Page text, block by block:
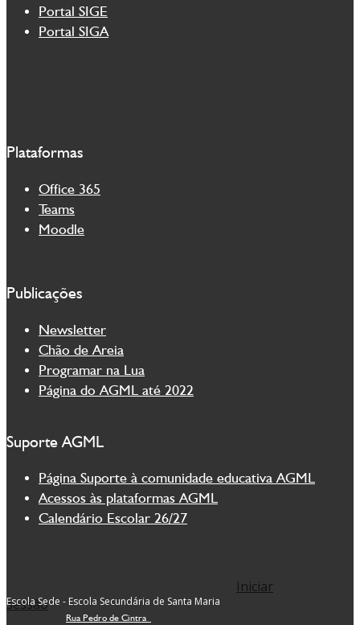
Portal SIGE
Portal SIGA
Plataformas
Office 365
Teams
Moodle
Publicações
Newsletter
Chão de Areia
Programar na Lua
Página do AGML até 2022
Suporte AGML
Página Suporte à comunidade educativa AGML
Acessos às plataformas AGML
Calendário Escolar 26/27
Iniciar
sessão
Escola Sede - Escola Secundária de Santa Maria
Rua Pedro de Cintra